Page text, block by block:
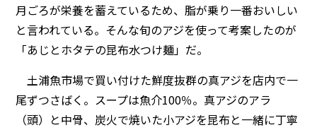
月ごろが栄養を蓄えているため、脂が乗り一番おいしい
と言われている。そんな旬のアジを使って考案したのが
「あじとホタテの昆布水つけ麺」だ。
土浦魚市場で買い付けた鮮度抜群の真アジを店内で一
尾ずつさばく。スープは魚介100％。真アジのアラ
（頭）と中骨、炭火で焼いた小アジを昆布と一緒に丁寧